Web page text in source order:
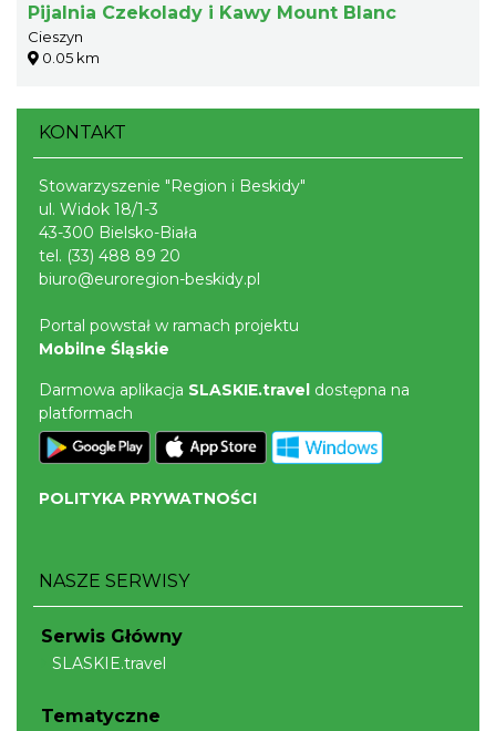
Pijalnia Czekolady i Kawy Mount Blanc
Cieszyn
0.05 km
KONTAKT
Stowarzyszenie "Region i Beskidy"
ul. Widok 18/1-3
43-300 Bielsko-Biała
tel. (33) 488 89 20
biuro@euroregion-beskidy.pl
Portal powstał w ramach projektu
Mobilne Śląskie
Darmowa aplikacja SLASKIE.travel dostępna na
platformach
POLITYKA PRYWATNOŚCI
NASZE SERWISY
Serwis Główny
SLASKIE.travel
Tematyczne